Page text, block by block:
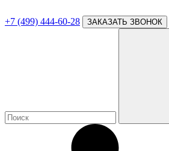
+7 (499) 444-60-28 ЗАКАЗАТЬ ЗВОНОК